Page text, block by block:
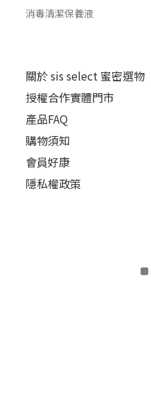
消毒清潔保養液
關於 sis select 蜜密選物
授權合作實體門市
產品FAQ
購物須知
會員好康
隱私權政策